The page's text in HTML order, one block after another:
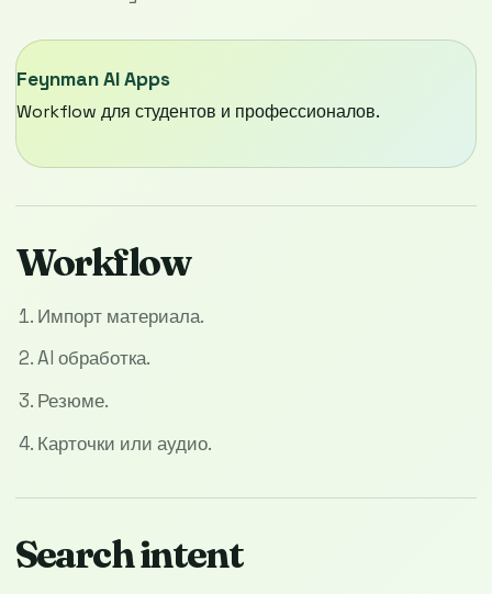
Feynman AI Apps
Workflow для студентов и профессионалов.
Workflow
Импорт материала.
AI обработка.
Резюме.
Карточки или аудио.
Search intent